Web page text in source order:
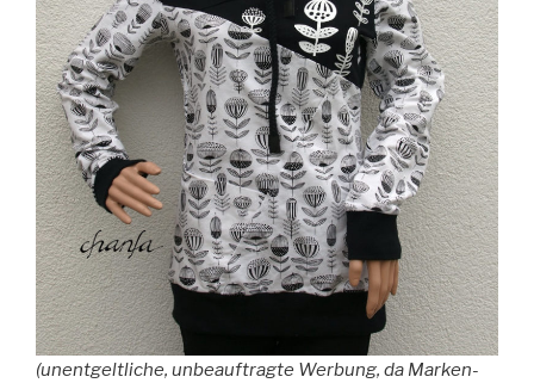
(unentgeltliche, unbeauftragte Werbung, da Marken-